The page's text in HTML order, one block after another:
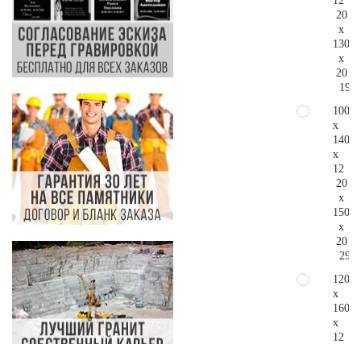
20
x
130
x
20
100
x
140
x
12
20
x
150
x
20
120
x
160
x
12